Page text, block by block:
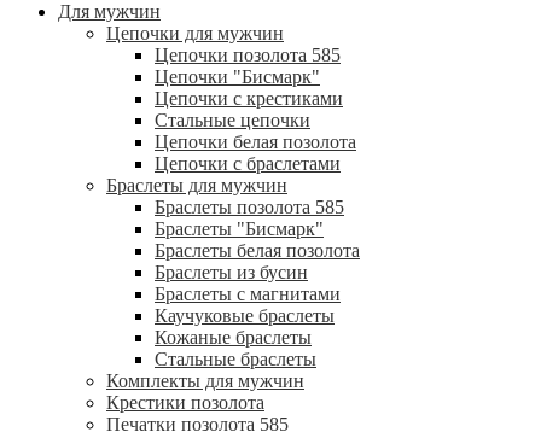
Для мужчин
Цепочки для мужчин
Цепочки позолота 585
Цепочки "Бисмарк"
Цепочки с крестиками
Стальные цепочки
Цепочки белая позолота
Цепочки с браслетами
Браслеты для мужчин
Браслеты позолота 585
Браслеты "Бисмарк"
Браслеты белая позолота
Браслеты из бусин
Браслеты с магнитами
Каучуковые браслеты
Кожаные браслеты
Стальные браслеты
Комплекты для мужчин
Крестики позолота
Печатки позолота 585